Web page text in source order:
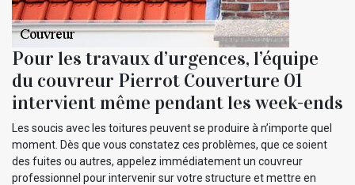
Pour les travaux d’urgences, l’équipe
du couvreur Pierrot Couverture 01
intervient même pendant les week-ends
Les soucis avec les toitures peuvent se produire à n’importe quel
moment. Dès que vous constatez ces problèmes, que ce soient
des fuites ou autres, appelez immédiatement un couvreur
professionnel pour intervenir sur votre structure et mettre en